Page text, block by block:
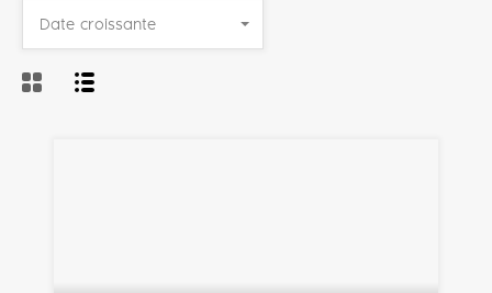
Date croissante